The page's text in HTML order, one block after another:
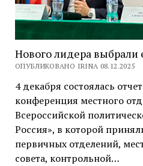
Нового лидера выбрали
ОПУБЛИКОВАНО IRINA 08.12.2025
4 декабря состоялась
конференция местного
Всероссийской
Россия», в которой
первичных отделений,
совета, контрольной…